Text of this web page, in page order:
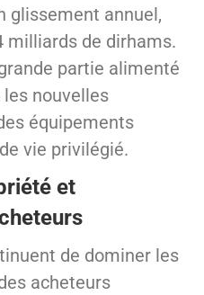
glissement annuel,
milliards de dirhams.
partie alimenté
nouvelles
équipements
vie privilégié.
et
de dominer les
acheteurs